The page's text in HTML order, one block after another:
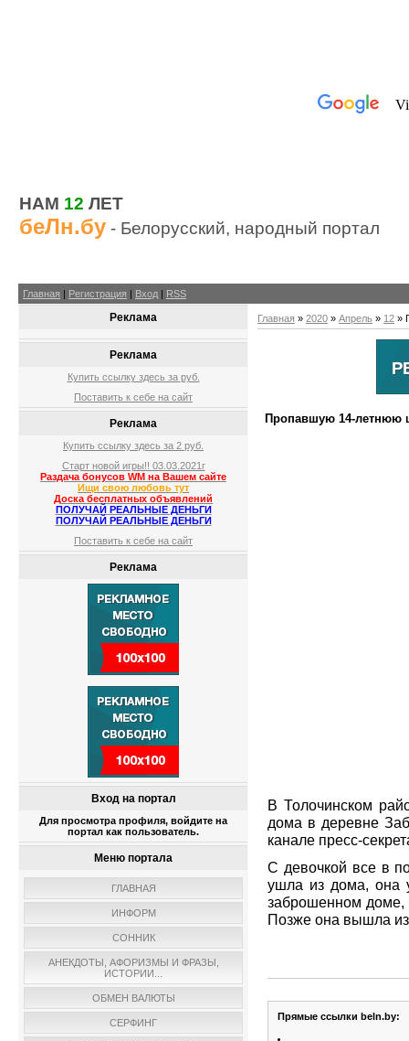
НАМ 12 ЛЕТ
беЛн.бу - Белорусский, народный портал
Главная | Регистрация | Вход | RSS
Реклама
Реклама
Купить ссылку здесь за руб.
Поставить к себе на сайт
Реклама
Купить ссылку здесь за 2 руб.
Старт новой игры!! 03.03.2021г
Раздача бонусов WM на Вашем сайте
Ищи свою любовь тут
Доска бесплатных объявлений
ПОЛУЧАЙ РЕАЛЬНЫЕ ДЕНЬГИ
ПОЛУЧАЙ РЕАЛЬНЫЕ ДЕНЬГИ
Поставить к себе на сайт
Реклама
Вход на портал
Для просмотра профиля, войдите на
портал как пользователь.
Меню портала
ГЛАВНАЯ
ИНФОРМ
СОННИК
АНЕКДОТЫ, АФОРИЗМЫ И ФРАЗЫ,
ИСТОРИИ...
ОБМЕН ВАЛЮТЫ
СЕРФИНГ
Главная » 2020 » Апрель » 12 »
Пропавшую 14-летнюю
В Толочинском
дома в деревне
канале пресс-
С девочкой все в
ушла из дома, она
заброшенном доме,
Позже она вышла из
Прямые ссылки beln.by: